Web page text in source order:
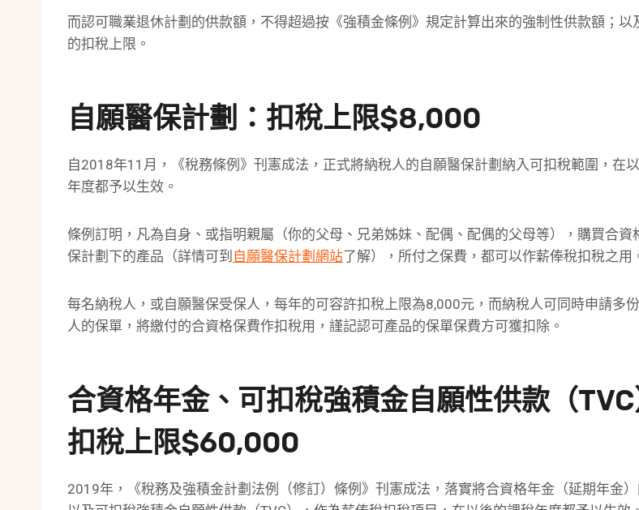
而認可職業退休計劃的供款額，不得超過按《強積金條例》規定計算出來的強制性供款額；以
的扣稅上限。
自願醫保計劃：扣稅上限$8,000
自2018年11月，《稅務條例》刊憲成法，正式將納稅人的自願醫保計劃納入可扣稅範圍，在
年度都予以生效。
條例訂明，凡為自身、或指明親屬（你的父母、兄弟姊妹、配偶、配偶的父母等），購買合資
保計劃下的產品（詳情可到 自願醫保計劃網站了解），所付之保費，都可以作薪俸稅扣稅之用
每名納稅人，或自願醫保受保人，每年的可容許扣稅上限為8,000元，而納稅人可同時申請多
人的保單，將繳付的合資格保費作扣稅用，謹記認可產品的保單保費方可獲扣除。
合資格年金、可扣稅強積金自願性供款（TVC
扣稅上限$60,000
2019年，《稅務及強積金計劃法例（修訂）條例》刊憲成法，落實將合資格年金（延期年金）